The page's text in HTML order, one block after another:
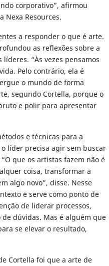
corporativo”, afirmou
Nexa Resources.
a responder o que é arte.
as reflexões sobre a
“Às vezes pensamos
Pelo contrário, ela é
o mundo de forma
segundo Cortella, porque o
e polir para apresentar
e técnicas para a
líder precisa agir sem buscar
que os artistas fazem não é
coisa, transformar a
algo novo”, disse. Nesse
e serve como ponto de
de liderar processos,
dúvidas. Mas é alguém que
se elevar o resultado,
Cortella foi que a arte de